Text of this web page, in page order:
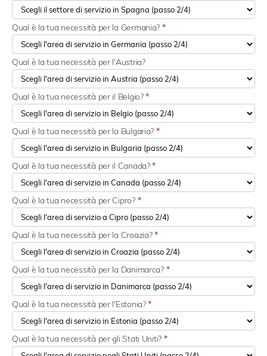
Qual è la tua necessità per la Germania? *
Qual è la tua necessità per l'Austria?
Qual è la tua necessità per il Belgio?*
Qual è la tua necessità per la Bulgaria? *
Qual è la tua necessità per il Canada?*
Qual è la tua necessità per Cipro? *
Qual è la tua necessità per la Croazia?*
Qual è la tua necessità per la Danimarca? *
Qual è la tua necessità per l'Estonia?*
Qual è la tua necessità per gli Stati Uniti? *